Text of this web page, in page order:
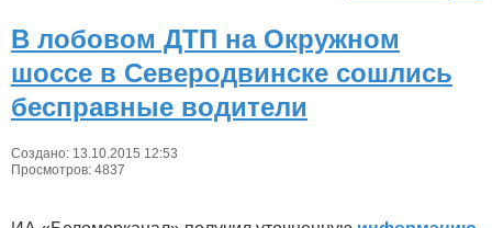
В лобовом ДТП на Окружном
шоссе в Северодвинске сошлись
бесправные водители
Создано: 13.10.2015 12:53
Просмотров: 4837